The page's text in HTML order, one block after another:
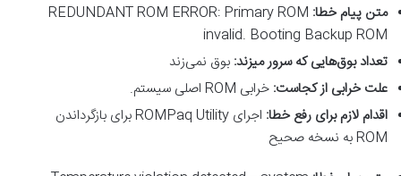
متن پیام خطا:
REDUNDANT ROM ERROR: Primary ROM
invalid. Booting Backup ROM
تعداد بوق‌هایی که سرور میزند: بوق نمی‌زند
علت خرابی از کجاست: خرابی ROM اصلی سیستم.
اقدام لازم برای رفع خطا:
اجرای ROMPaq Utility برای بازگرداندن
ROM به نسخه صحیح